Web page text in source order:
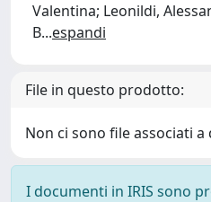
Valentina; Leonildi,
B...espandi
File in questo prodotto:
Non ci sono file associati
I documenti in IRIS sono